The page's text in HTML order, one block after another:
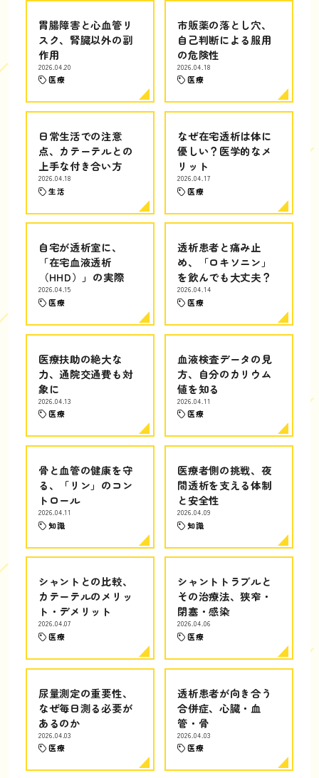
胃腸障害と心血管リ
スク、腎臓以外の副
作用
2026.04.20
医療
市販薬の落とし穴、
自己判断による服用
の危険性
2026.04.18
医療
日常生活での注意
点、カテーテルとの
上手な付き合い方
2026.04.18
生活
なぜ在宅透析は体に
優しい？医学的なメ
リット
2026.04.17
医療
自宅が透析室に、
「在宅血液透析
（HHD）」の実際
2026.04.15
医療
透析患者と痛み止
め、「ロキソニン」
を飲んでも大丈夫？
2026.04.14
医療
医療扶助の絶大な
力、通院交通費も対
象に
2026.04.13
医療
血液検査データの見
方、自分のカリウム
値を知る
2026.04.11
医療
骨と血管の健康を守
る、「リン」のコン
トロール
2026.04.11
知識
医療者側の挑戦、夜
間透析を支える体制
と安全性
2026.04.09
知識
シャントとの比較、
カテーテルのメリッ
ト・デメリット
2026.04.07
医療
シャントトラブルと
その治療法、狭窄・
閉塞・感染
2026.04.06
医療
尿量測定の重要性、
なぜ毎日測る必要が
あるのか
2026.04.03
医療
透析患者が向き合う
合併症、心臓・血
管・骨
2026.04.03
医療